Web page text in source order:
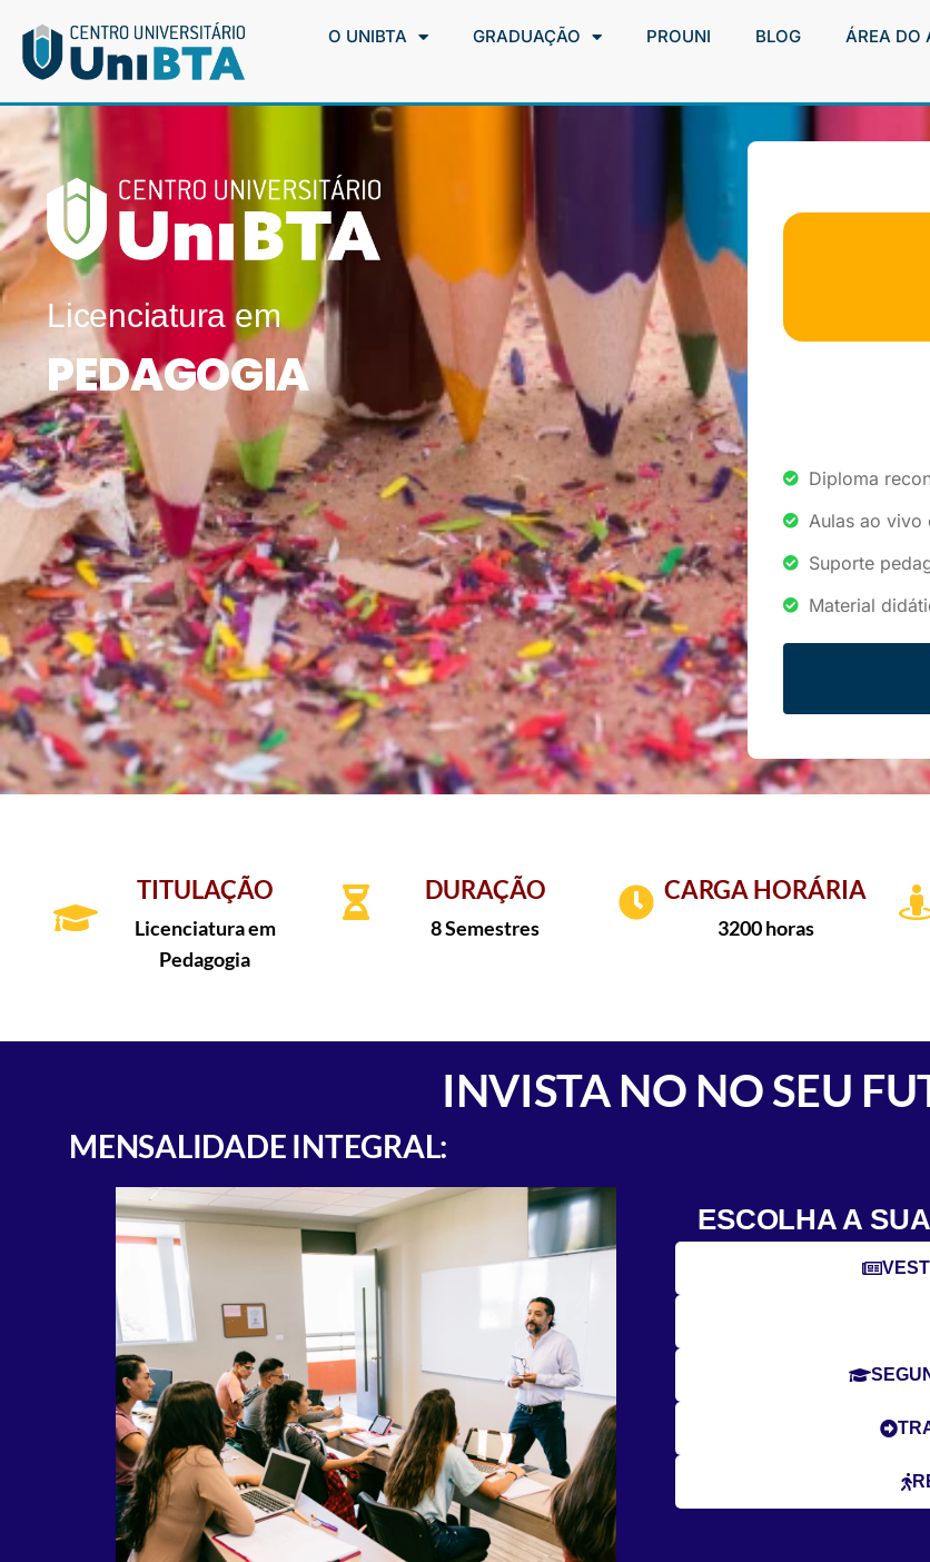
O UNIBTA GRADUAÇÃO PROUNI BLOG ÁREA DO
Licenciatura em
PEDAGOGIA
Diploma
Aulas ao vivo
Suporte
Material
TITULAÇÃO
Licenciatura em
Pedagogia
DURAÇÃO
8 Semestres
CARGA HORÁRIA
3200 horas
INVISTA NO NO SEU
MENSALIDADE INTEGRAL:
ESCOLHA A